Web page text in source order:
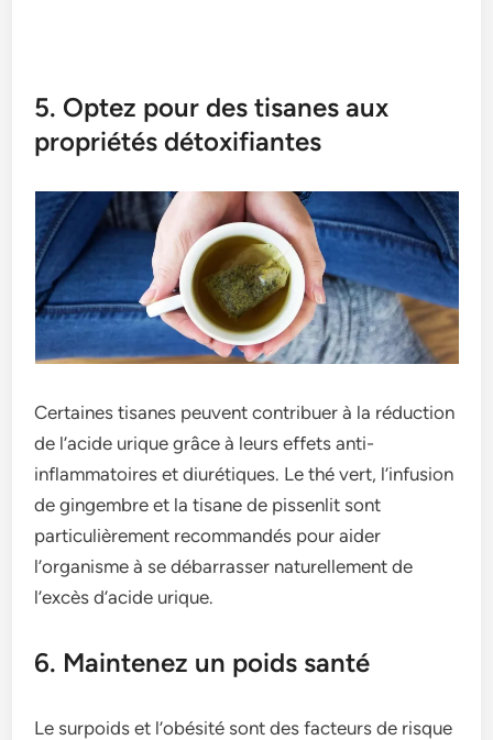
5. Optez pour des tisanes aux
propriétés détoxifiantes
Certaines tisanes peuvent contribuer à la réduction
de l’acide urique grâce à leurs effets anti-
inflammatoires et diurétiques. Le thé vert, l’infusion
de gingembre et la tisane de pissenlit sont
particulièrement recommandés pour aider
l’organisme à se débarrasser naturellement de
l’excès d’acide urique.
6. Maintenez un poids santé
Le surpoids et l’obésité sont des facteurs de risque